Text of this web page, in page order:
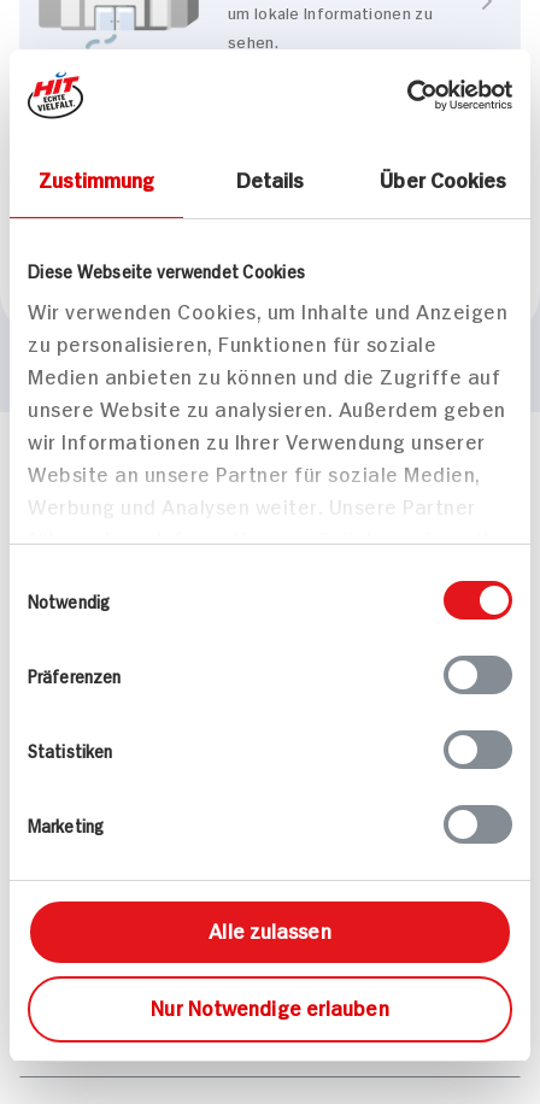
Zustimmung Details Über Cookies
Diese Webseite verwendet Cookies
Wir verwenden Cookies, um Inhalte und Anzeigen
zu personalisieren, Funktionen für soziale
Medien anbieten zu können und die Zugriffe auf
unsere Website zu analysieren. Außerdem geben
wir Informationen zu Ihrer Verwendung unserer
Website an unsere Partner für soziale Medien,
Werbung und Analysen weiter. Unsere Partner
führen diese Informationen möglicherweise mit
bereitgestellt haben oder die sie im Rahmen
Notwendig
Präferenzen
Statistiken
Marketing
Alle zulassen
Nur Notwendige erlauben
um lokale Informationen zu
sehen.
Eigenschaften
Vegan BIO HIT Alkoholfrei
Marke
Van Nahmen
Häufig gestellte Fragen
Mehr Informationen in unserem FAQ
Wir beantworten gerne Ihre Fragen
Montag - Donnerstag: 9 bis 16 Uhr
Folgen Sie uns auf TikTok
Angebote & Coupons
Rezepte
Sortiment
Marktfinder
Unser Magazin